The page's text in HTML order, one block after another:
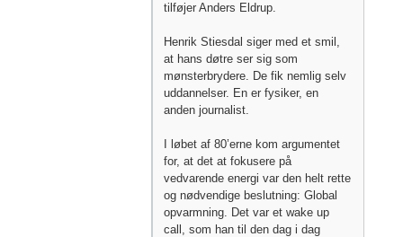
tilføjer Anders Eldrup.
Henrik Stiesdal siger med et smil,
at hans døtre ser sig som
mønsterbrydere. De fik nemlig selv
uddannelser. En er fysiker, en
anden journalist.
I løbet af 80’erne kom argumentet
for, at det at fokusere på
vedvarende energi var den helt rette
og nødvendige beslutning: Global
opvarmning. Det var et wake up
call, som han til den dag i dag